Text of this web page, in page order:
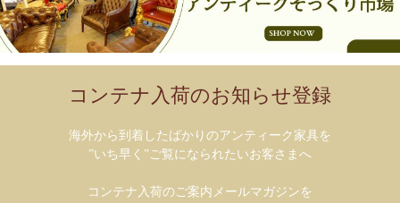
コンテナ入荷のお知らせ登録
海外から到着したばかりのアンティーク家具を
”いち早く”ご覧になられたいお客さまへ
コンテナ入荷のご案内メールマガジンを